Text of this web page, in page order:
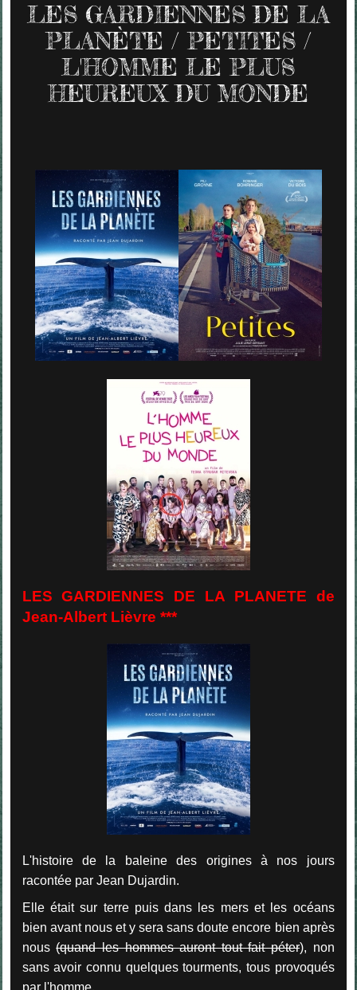
LES GARDIENNES DE LA
PLANÈTE / PETITES /
L'HOMME LE PLUS
HEUREUX DU MONDE
LES GARDIENNES DE LA PLANETE de
Jean-Albert Lièvre ***
L'histoire de la baleine des origines à nos jours
racontée par Jean Dujardin.
Elle était sur terre puis dans les mers et les océans
bien avant nous et y sera sans doute encore bien après
nous(quand les hommes auront tout fait péter), non
sans avoir connu quelques tourments, tous provoqués
par l'homme.